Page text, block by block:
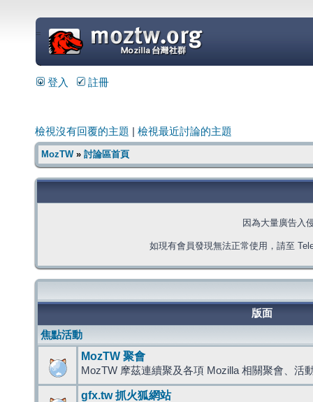
=
登入 註冊
檢視沒有回覆的主題 檢視最近討論的主題
MozTW» 討論區首頁
因為大量廣告入
如現有會員發現無法正常使用，請至
版面
焦點活動
MozTW 聚會
MozTW 摩茲連續聚及各項 Mozilla 相關聚會、活
gfx.tw 抓火狐網站